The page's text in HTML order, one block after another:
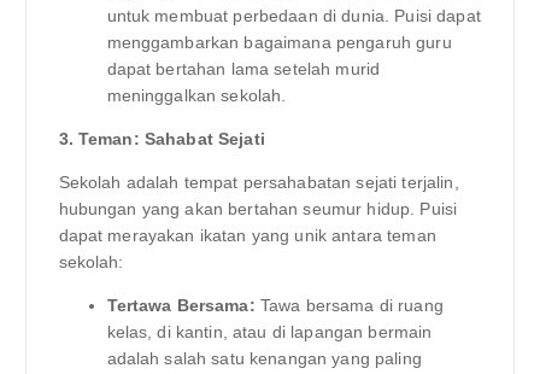
untuk membuat perbedaan di dunia. Puisi dapat
menggambarkan bagaimana pengaruh guru
dapat bertahan lama setelah murid
meninggalkan sekolah.
3. Teman: Sahabat Sejati
Sekolah adalah tempat persahabatan sejati terjalin,
hubungan yang akan bertahan seumur hidup. Puisi
dapat merayakan ikatan yang unik antara teman
sekolah:
Tertawa Bersama: Tawa bersama di ruang
kelas, di kantin, atau di lapangan bermain
adalah salah satu kenangan yang paling